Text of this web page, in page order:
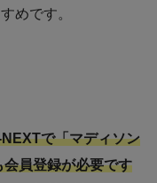
めです。
で「マディソン
会員登録が必要です